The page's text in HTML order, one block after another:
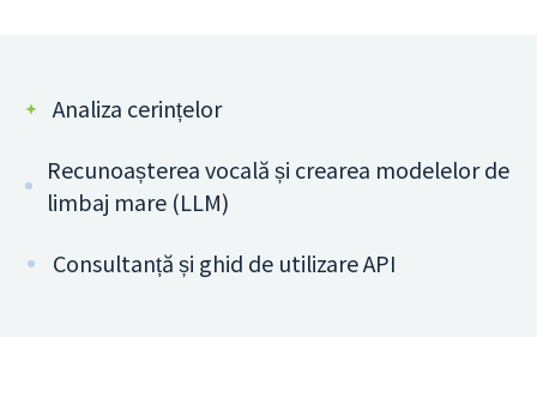
Analiza cerințelor
Recunoașterea vocală și crearea modelelor de
limbaj mare (LLM)
Consultanță și ghid de utilizare API